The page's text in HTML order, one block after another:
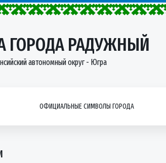
ГОРОДА РАДУЖНЫЙ
автономный округ - Югра
ОФИЦИАЛЬНЫЕ СИМВОЛЫ ГОРОДА